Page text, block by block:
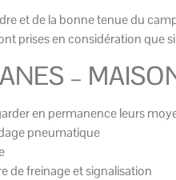
et de la bonne tenue du
prises en considération que
–
en permanence leurs
pneumatique
de freinage et signalisation